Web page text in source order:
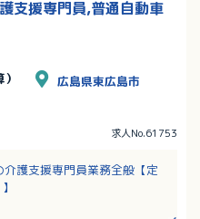
支援専門員,普通自動車
広島県東広島市
求人No.61753
護支援専門員業務全般【定